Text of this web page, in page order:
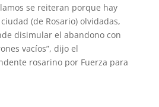
se reiteran porque hay
(de Rosario) olvidadas,
disimular el abandono con
vacíos”, dijo el
rosarino por Fuerza para